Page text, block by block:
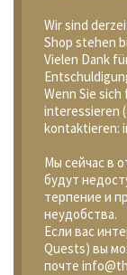
Wir sind
Shop stehen
Vielen Dank
Wenn Sie
interessieren
kontaktieren:
Мы сейчас в
будут
терпение и
неудобства.
Если вас
Quests) вы
почте